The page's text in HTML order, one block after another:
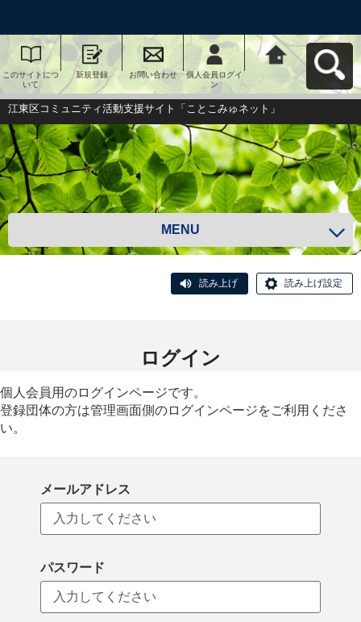
このサイトにつ
いて
新規登録 お問い合わせ
個人会員ログイ
ン
江東区コミュニ
ティ活動支援サ
イト「ことこみ
ゅネット」へ戻
る
江東区コミュニティ活動支援サイト「ことこみゅネット」
MENU
読み上げ 読み上げ設定
ログイン
個人会員用のログインページです。
登録団体の方は管理画面側のログインページをご利用くださ
い。
メールアドレス
パスワード